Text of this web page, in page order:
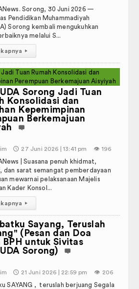
2021
2022
2023
2024
Sorong, 30 Juni 2026 —
Pendidikan Muhammadiyah
Sorong kembali mengukuhkan
melalui S...
▸
Sorong Jadi Tuan
Konsolidasi dan
Kepemimpinan
Berkemajuan
🕔 27 Juni 2026 | 13:41 pm 👁️ 196
| Suasana penuh khidmat,
dan sarat semangat pemberdayaan
mewarnai pelaksanaan Majelis
Kader Konsol...
▸
Sayang, Teruslah
(Pesan dan Doa
BPH untuk Sivitas
Sorong)
🕔 21 Juni 2026 | 22:59 pm 👁️ 206
SAYANG , teruslah berjuang Segala